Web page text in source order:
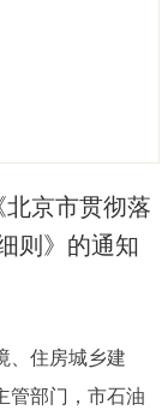
部门服务
京市贯彻落
则》的通知
、住房城乡建
管部门，市石油